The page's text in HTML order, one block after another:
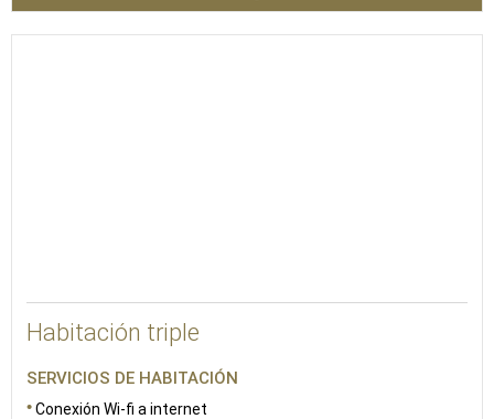
Habitación triple
SERVICIOS DE HABITACIÓN
Conexión Wi-fi a internet